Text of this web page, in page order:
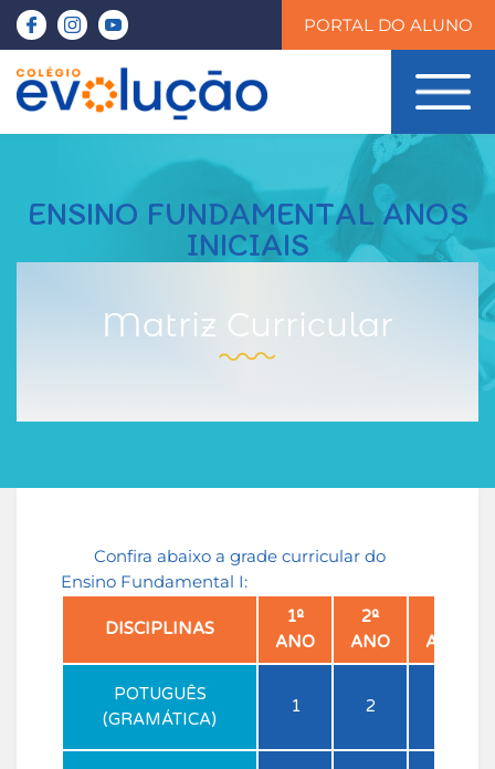
PORTAL DO ALUNO
ENSINO FUNDAMENTAL ANOS
INICIAIS
Matriz Curricular
Confira abaixo a grade curricular do
Ensino Fundamental I:
DISCIPLINAS
1º
ANO
2º
ANO
ANO
POTUGUÊS
(GRAMÁTICA)
1 2